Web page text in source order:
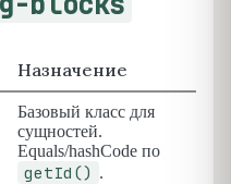
Назначение
Базовый класс для
сущностей.
Equals/hashCode по
getId() .